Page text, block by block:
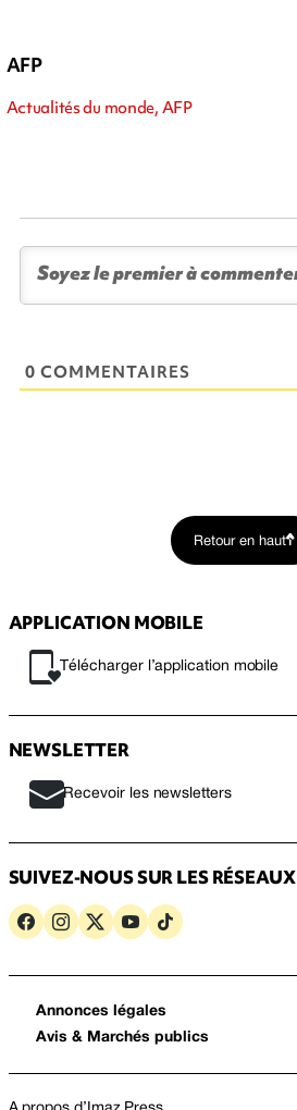
AFP
Actualités du monde, AFP
0 COMMENTAIRES
Retour en haut
APPLICATION MOBILE
Télécharger l’application mobile
NEWSLETTER
Recevoir les newsletters
SUIVEZ-NOUS SUR LES RÉSEAUX
Annonces légales
Avis & Marchés publics